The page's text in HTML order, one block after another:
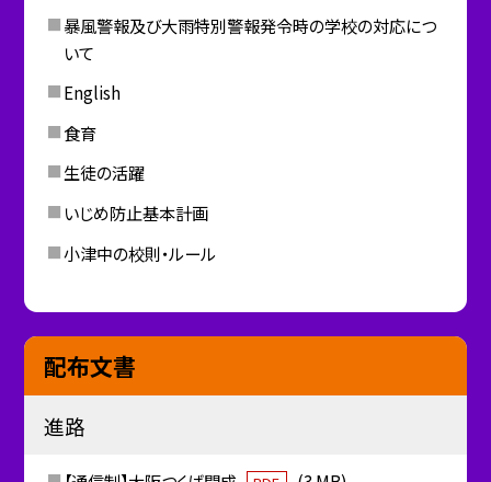
暴風警報及び大雨特別警報発令時の学校の対応につ
いて
English
食育
生徒の活躍
いじめ防止基本計画
小津中の校則・ルール
配布文書
進路